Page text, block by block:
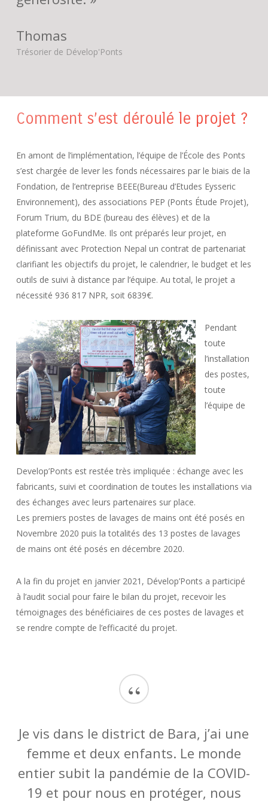
Thomas
Trésorier de Dévelop'Ponts
Comment s’est déroulé le projet ?
En amont de l’implémentation, l’équipe de l’École des Ponts
s’est chargée de lever les fonds nécessaires par le biais de la
Fondation, de l’entreprise BEEE(Bureau d’Etudes Eysseric
Environnement), des associations PEP (Ponts Étude Projet),
Forum Trium, du BDE (bureau des élèves) et de la
plateforme GoFundMe. Ils ont préparés leur projet, en
définissant avec Protection Nepal un contrat de partenariat
clarifiant les objectifs du projet, le calendrier, le budget et les
outils de suivi à distance par l’équipe. Au total, le projet a
nécessité 936 817 NPR, soit 6839€.
Pendant
toute
l’installation
des postes,
toute
l’équipe de
Develop’Ponts est restée très impliquée : échange avec les
fabricants, suivi et coordination de toutes les installations via
des échanges avec leurs partenaires sur place.
Les premiers postes de lavages de mains ont été posés en
Novembre 2020 puis la totalités des 13 postes de lavages
de mains ont été posés en décembre 2020.
A la fin du projet en janvier 2021, Dévelop’Ponts a participé
à l’audit social pour faire le bilan du projet, recevoir les
témoignages des bénéficiaires de ces postes de lavages et
se rendre compte de l’efficacité du projet.
“
Je vis dans le district de Bara, j’ai une
femme et deux enfants. Le monde
entier subit la pandémie de la COVID-
19 et pour nous en protéger, nous